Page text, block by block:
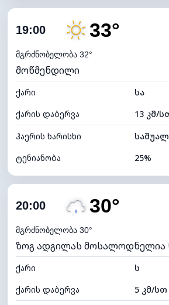
ღრუბლიანობა
ნამის წერტილი
ხილვადობა
განათების ინდექსი 7
ღრუბლის სიმაღლე 11680 მ
19:00 33°
მგრძნობელობა 32°
მოწმენდილი
ქარი
სა
ქარის დაბერვა
13 კმ/
ჰაერის ხარისხი
ტენიანობა
25%
ღრუბლიანობა
ნამის წერტილი
ხილვადობა
10 კმ
განათების ინდექსი 7
ღრუბლის სიმაღლე 11120 მ
20:00 30°
მგრძნობელობა 30°
ზოგ ადგილას მოსალოდნელია
ქარი
ს
ქარის დაბერვა
5 კმ/სთ